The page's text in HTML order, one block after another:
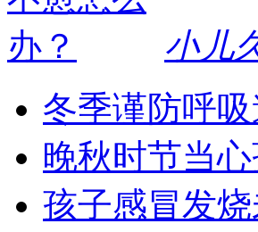
小儿
冬季谨防呼
晚秋时节当
孩子感冒发